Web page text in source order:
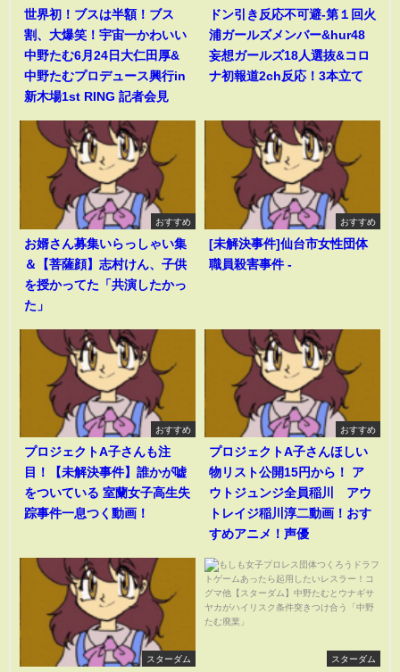
世界初！ブスは半額！ブス
割、大爆笑！宇宙一かわいい
中野たむ6月24日大仁田厚&
中野たむプロデュース興行in
新木場1st RING 記者会見
ドン引き反応不可避-第１回火
浦ガールズメンバー&hur48
妄想ガールズ18人選抜&コロ
ナ初報道2ch反応！3本立て
おすすめ
お婿さん募集いらっしゃい集
＆【菩薩顔】志村けん、子供
を授かってた「共演したかっ
た」
おすすめ
[未解決事件]仙台市女性団体
職員殺害事件 -
おすすめ
プロジェクトA子さんも注
目！【未解決事件】誰かが嘘
をついている 室蘭女子高生失
踪事件一息つく動画！
おすすめ
プロジェクトA子さんほしい
物リスト公開15円から！ ア
ウトジュンジ全員稲川 アウ
トレイジ稲川淳二動画！おす
すめアニメ！声優
スターダム スターダム